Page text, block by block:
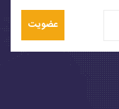
عضویت